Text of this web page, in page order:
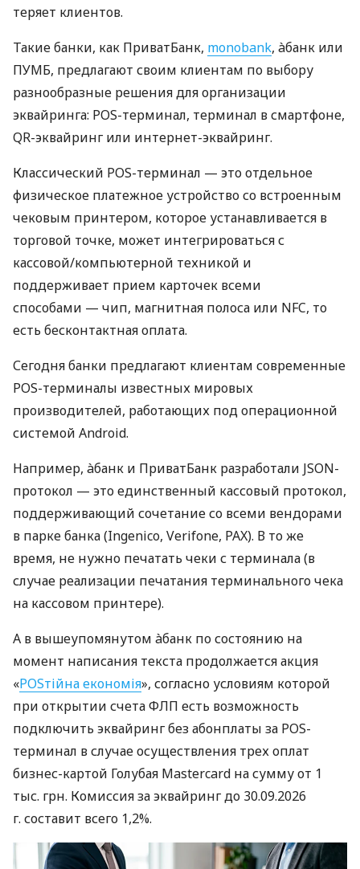
теряет клиентов.
Такие банки, как ПриватБанк, monobank, àбанк или
ПУМБ, предлагают своим клиентам по выбору
разнообразные решения для организации
эквайринга: POS-терминал, терминал в смартфоне,
QR-эквайринг или интернет-эквайринг.
Классический POS-терминал — это отдельное
физическое платежное устройство со встроенным
чековым принтером, которое устанавливается в
торговой точке, может интегрироваться с
кассовой/компьютерной техникой и
поддерживает прием карточек всеми
способами — чип, магнитная полоса или NFC, то
есть бесконтактная оплата.
Сегодня банки предлагают клиентам современные
POS-терминалы известных мировых
производителей, работающих под операционной
системой Android.
Например, àбанк и ПриватБанк разработали JSON-
протокол — это единственный кассовый протокол,
поддерживающий сочетание со всеми вендорами
в парке банка (Ingenico, Verifone, PAX). В то же
время, не нужно печатать чеки с терминала (в
случае реализации печатания терминального чека
на кассовом принтере).
А в вышеупомянутом àбанк по состоянию на
момент написания текста продолжается акция
«POSтійна економія», согласно условиям которой
при открытии счета ФЛП есть возможность
подключить эквайринг без абонплаты за POS-
терминал в случае осуществления трех оплат
бизнес-картой Голубая Mastercard на сумму от 1
тыс. грн. Комиссия за эквайринг до 30.09.2026
г. составит всего 1,2%.